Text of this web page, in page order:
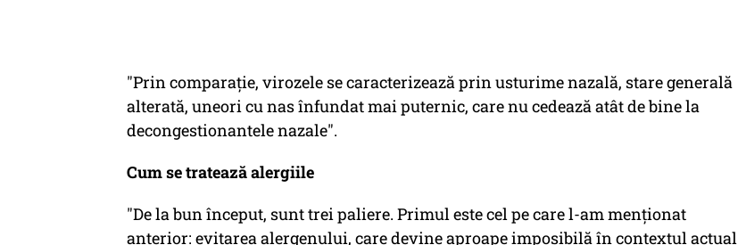
"Prin comparație, virozele se caracterizează prin usturime nazală, stare generală
alterată, uneori cu nas înfundat mai puternic, care nu cedează atât de bine la
decongestionantele nazale".
Cum se tratează alergiile
"De la bun început, sunt trei paliere. Primul este cel pe care l-am menționat
anterior: evitarea alergenului, care devine aproape imposibilă în contextul actual